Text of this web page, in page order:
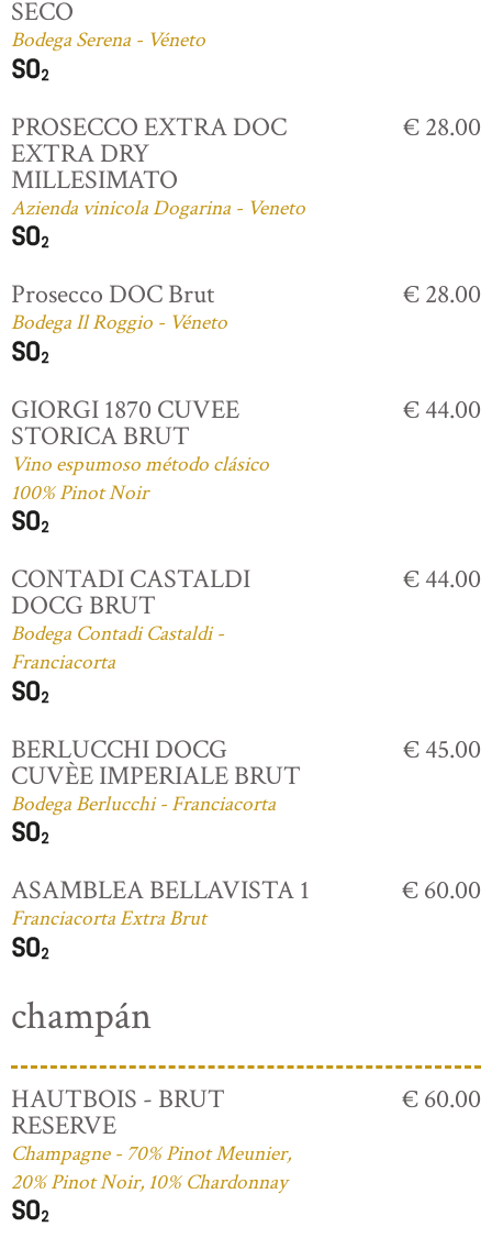
SECO
Bodega Serena - Véneto
PROSECCO EXTRA DOC
EXTRA DRY
MILLESIMATO
Azienda vinicola Dogarina - Veneto
€ 28.00
Prosecco DOC Brut
Bodega Il Roggio - Véneto
€ 28.00
GIORGI 1870 CUVEE
STORICA BRUT
Vino espumoso método clásico
100% Pinot Noir
€ 44.00
CONTADI CASTALDI
DOCG BRUT
Bodega Contadi Castaldi -
Franciacorta
€ 44.00
BERLUCCHI DOCG
CUVÈE IMPERIALE BRUT
Bodega Berlucchi - Franciacorta
€ 45.00
ASAMBLEA BELLAVISTA 1
Franciacorta Extra Brut
€ 60.00
champán
HAUTBOIS - BRUT
RESERVE
Champagne - 70% Pinot Meunier,
20% Pinot Noir, 10% Chardonnay
€ 60.00